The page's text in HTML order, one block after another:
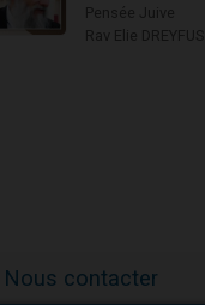
Nous contacter